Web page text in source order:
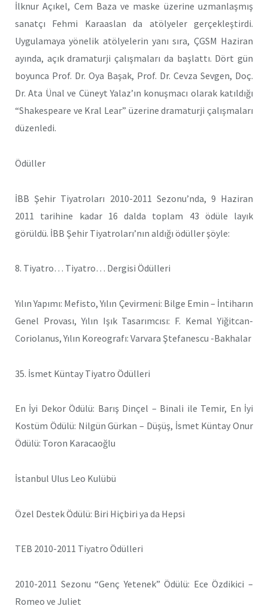
İlknur Açıkel, Cem Baza ve maske üzerine uzmanlaşmış
sanatçı Fehmi Karaaslan da atölyeler gerçekleştirdi.
Uygulamaya yönelik atölyelerin yanı sıra, ÇGSM Haziran
ayında, açık dramaturji çalışmaları da başlattı. Dört gün
boyunca Prof. Dr. Oya Başak, Prof. Dr. Cevza Sevgen, Doç.
Dr. Ata Ünal ve Cüneyt Yalaz’ın konuşmacı olarak katıldığı
“Shakespeare ve Kral Lear” üzerine dramaturji çalışmaları
düzenledi.
Ödüller
İBB Şehir Tiyatroları 2010-2011 Sezonu’nda, 9 Haziran
2011 tarihine kadar 16 dalda toplam 43 ödüle layık
görüldü. İBB Şehir Tiyatroları’nın aldığı ödüller şöyle:
8. Tiyatro… Tiyatro… Dergisi Ödülleri
Yılın Yapımı: Mefisto, Yılın Çevirmeni: Bilge Emin – İntiharın
Genel Provası, Yılın Işık Tasarımcısı: F. Kemal Yiğitcan-
Coriolanus, Yılın Koreografı: Varvara Ştefanescu -Bakhalar
35. İsmet Küntay Tiyatro Ödülleri
En İyi Dekor Ödülü: Barış Dinçel – Binali ile Temir, En İyi
Kostüm Ödülü: Nilgün Gürkan – Düşüş, İsmet Küntay Onur
Ödülü: Toron Karacaoğlu
İstanbul Ulus Leo Kulübü
Özel Destek Ödülü: Biri Hiçbiri ya da Hepsi
TEB 2010-2011 Tiyatro Ödülleri
2010-2011 Sezonu “Genç Yetenek” Ödülü: Ece Özdikici –
Romeo ve Juliet